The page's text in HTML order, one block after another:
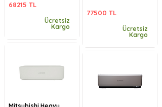
68215 TL
Ücretsiz
Kargo
77500 TL
Ücretsiz
Kargo